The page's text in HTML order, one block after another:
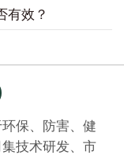
有效？
保、防害、健
技术研发、市